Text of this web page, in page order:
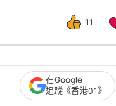
11
生活 寵物
在Google
追蹤《香港01》